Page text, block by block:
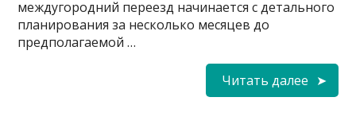
междугородний переезд начинается с детального
планирования за несколько месяцев до
предполагаемой …
Читать далее